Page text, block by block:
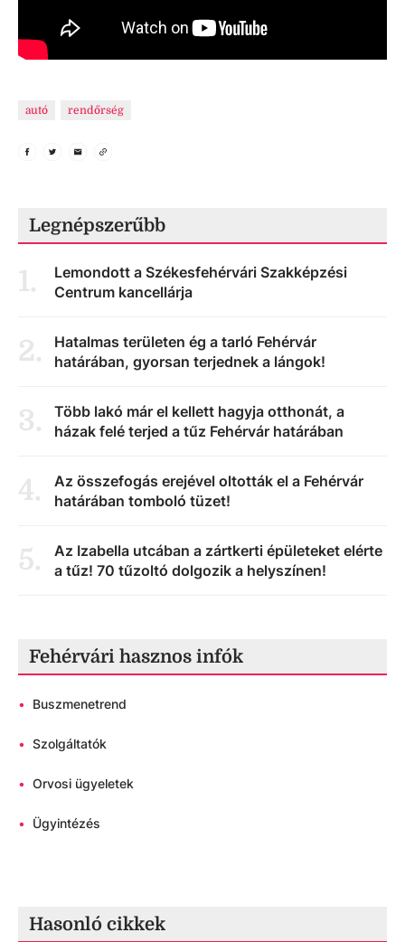
autó rendőrség
Legnépszerűbb
1.
Lemondott a Székesfehérvári Szakképzési
Centrum kancellárja
2.
Hatalmas területen ég a tarló Fehérvár
határában, gyorsan terjednek a lángok!
3.
Több lakó már el kellett hagyja otthonát, a
házak felé terjed a tűz Fehérvár határában
4.
Az összefogás erejével oltották el a Fehérvár
határában tomboló tüzet!
5.
Az Izabella utcában a zártkerti épületeket elérte
a tűz! 70 tűzoltó dolgozik a helyszínen!
Fehérvári hasznos infók
• Buszmenetrend
• Szolgáltatók
• Orvosi ügyeletek
• Ügyintézés
Hasonló cikkek